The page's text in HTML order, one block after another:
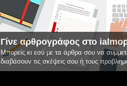
Γίνε αρθρογράφος στο
Μπορείς κι εσύ με τα άρθρα σου να
διαβάσουν τις σκέψεις σου ή τους